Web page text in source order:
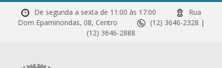
De segunda a sexta de 11:00 às 17:00
Rua
Dom Epaminondas, 08, Centro
(12) 3646-2328 |
(12) 3646-2888